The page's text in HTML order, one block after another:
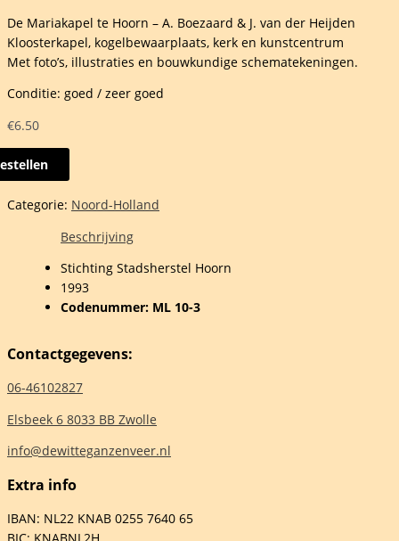
De Mariakapel te Hoorn – A. Boezaard & J. van der Heijden
Kloosterkapel, kogelbewaarplaats, kerk en kunstcentrum
Met foto’s, illustraties en bouwkundige schematekeningen.
Conditie: goed / zeer goed
€6.50
Categorie: Noord-Holland
Beschrijving
Stichting Stadsherstel Hoorn
1993
Codenummer: ML 10-3
Contactgegevens:
06-46102827
Elsbeek 6 8033 BB Zwolle
info@dewitteganzenveer.nl
Extra info
IBAN: NL22 KNAB 0255 7640 65